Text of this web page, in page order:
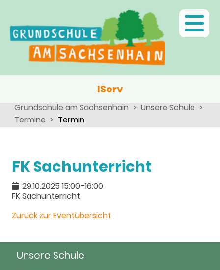
IServ
Grundschule am Sachsenhain
Unsere Schule
Termine
Termin
FK Sachunterricht
29.10.2025 15:00–16:00
FK Sachunterricht
Zurück zur Eventübersicht
Unsere Schule
Kinder
Eltern
Schulsozialarbeit
Schulseelsorge
Angebote, Projekte, Aktionen, Arbeitsgemeinschaften